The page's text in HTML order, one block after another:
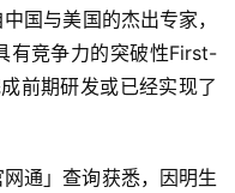
国与美国的杰出专家，
有竞争力的突破性First-
前期研发或已经实现了
通」查询获悉，因明生